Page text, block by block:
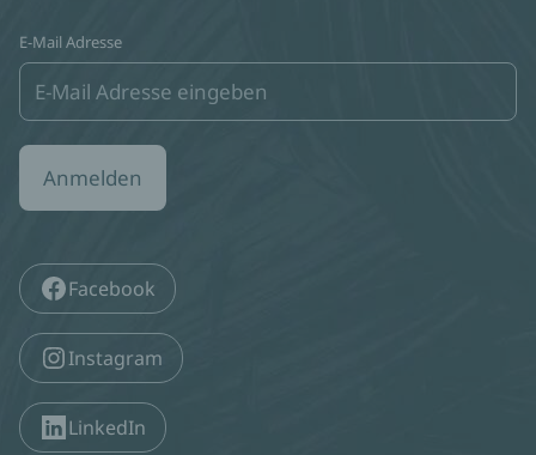
E-Mail Adresse
Anmelden
Facebook
Instagram
LinkedIn